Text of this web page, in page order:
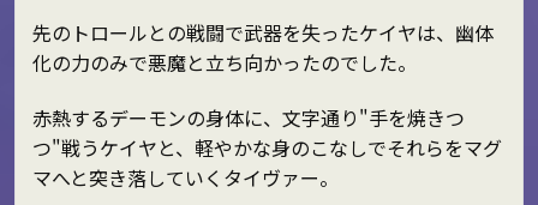
先のトロールとの戦闘で武器を失ったケイヤは、幽体
化の力のみで悪魔と立ち向かったのでした。
赤熱するデーモンの身体に、文字通り"手を焼きつ
つ"戦うケイヤと、軽やかな身のこなしでそれらをマグ
マへと突き落していくタイヴァー。